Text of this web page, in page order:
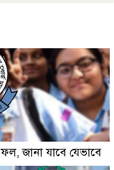
জানা যাবে যেভাবে